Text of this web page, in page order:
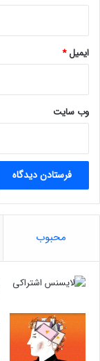
ایمیل*
وب‌ سایت
محبوب